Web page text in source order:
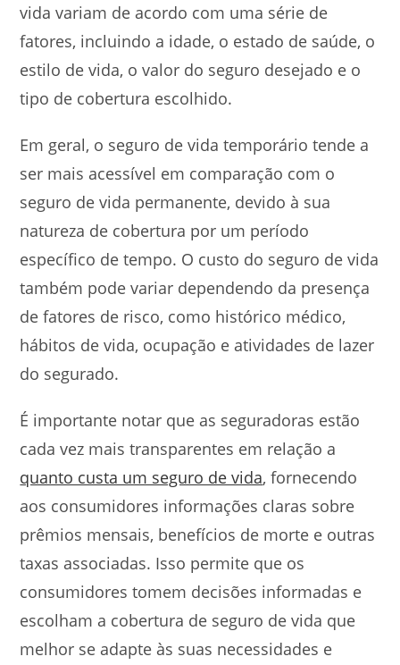
vida variam de acordo com uma série de
fatores, incluindo a idade, o estado de saúde, o
estilo de vida, o valor do seguro desejado e o
tipo de cobertura escolhido.
Em geral, o seguro de vida temporário tende a
ser mais acessível em comparação com o
seguro de vida permanente, devido à sua
natureza de cobertura por um período
específico de tempo. O custo do seguro de vida
também pode variar dependendo da presença
de fatores de risco, como histórico médico,
hábitos de vida, ocupação e atividades de lazer
do segurado.
É importante notar que as seguradoras estão
cada vez mais transparentes em relação a
quanto custa um seguro de vida, fornecendo
aos consumidores informações claras sobre
prêmios mensais, benefícios de morte e outras
taxas associadas. Isso permite que os
consumidores tomem decisões informadas e
escolham a cobertura de seguro de vida que
melhor se adapte às suas necessidades e